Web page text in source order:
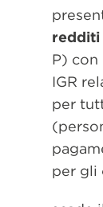
redditi
P) con
IGR
per
per gli